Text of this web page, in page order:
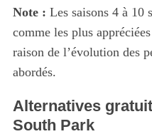
Note : Les saisons 4 à 10
comme les plus
raison de l’évolution des
abordés.
Alternatives
South Park